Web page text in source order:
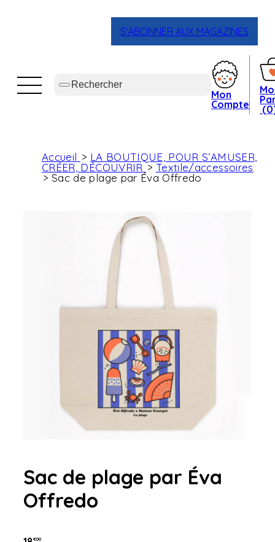
S'ABONNER AUX MAGAZINES
Mon
Compte
Accueil
LA BOUTIQUE, POUR S’AMUSER,
CRÉER, DÉCOUVRIR
Textile/accessoires
Sac de plage par Éva Offredo
Sac de plage par Éva
Offredo
€00